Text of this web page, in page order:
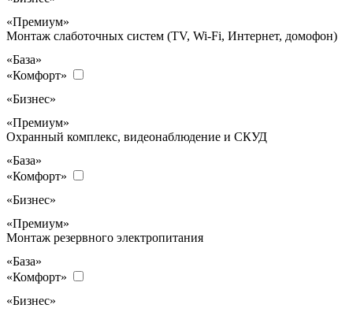
«Премиум»
Монтаж слаботочных систем (TV, Wi-Fi, Интернет, домофон)
«База»
«Комфорт»
«Бизнес»
«Премиум»
Охранный комплекс, видеонаблюдение и СКУД
«База»
«Комфорт»
«Бизнес»
«Премиум»
Монтаж резервного электропитания
«База»
«Комфорт»
«Бизнес»